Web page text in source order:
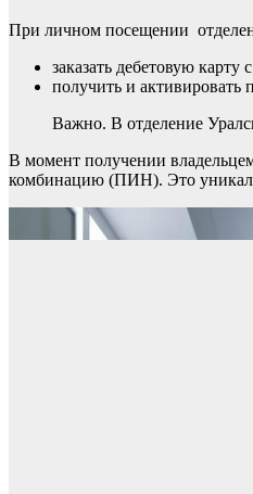
При личном посещении
заказать дебетовую
получить и активировать
Важно. В отделение
В момент получении
комбинацию (ПИН). Это